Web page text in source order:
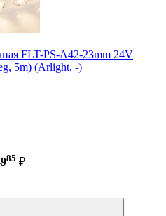
FLT-PS-A42-23mm 24V
5m) (Arlight, -)
85 ₽